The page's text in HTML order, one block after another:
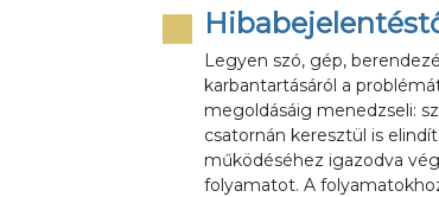
Legyen szó, gép,
karbantartásáról a
megoldásáig menedzseli:
csatornán keresztül is
működéséhez igazodva
folyamatot. A